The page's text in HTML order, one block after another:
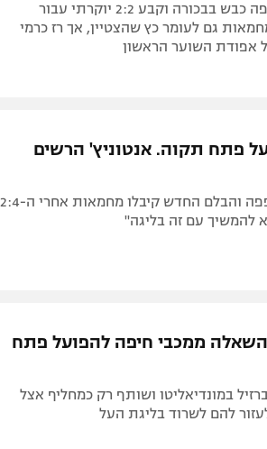
הקשר הצעיר שהושאל ממכבי חיפה כבש בבכורה וקבע 2:2 יוקרתי עבור
גם לעומר כץ שהצטיין, אך רז כרמי
אפודת השוער הראשון
פתח תקוה. אנטוניץ' הרשים
הקשר הגדיע ממכבי חיפה. טסלפפה והבלם החדש קיבלו מחמאות אחרי ה-2:4
להמשיך עם זה בליגה"
ממכבי חיפה להפועל פתח
שכבש מול ברזיל במונדיאליטו ושותף רק כמחליף אצל
להם לשרוד בליגת העל